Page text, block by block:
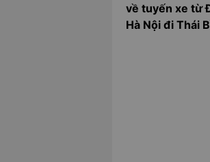
về tuyến xe từ
Hà Nội đi Thái